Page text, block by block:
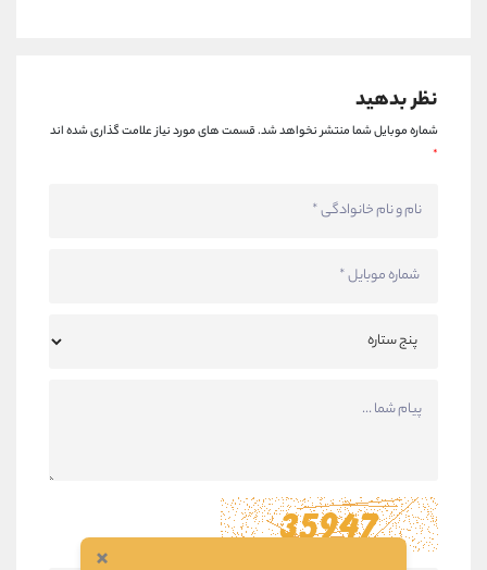
نظر بدهید
شماره موبایل شما منتشر نخواهد شد.قسمت های مورد نیاز علامت گذاری شده اند
*
×